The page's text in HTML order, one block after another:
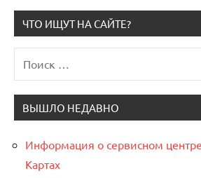
записей
ЧТО ИЩУТ НА САЙТЕ?
для:
ВЫШЛО НЕДАВНО
Информация о сервисном
Картах